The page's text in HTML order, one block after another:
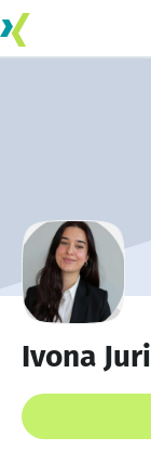
Ivona